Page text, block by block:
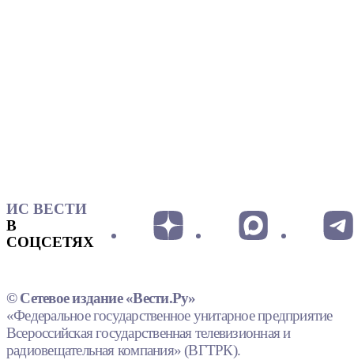
ИС ВЕСТИ
В
СОЦСЕТЯХ
© Сетевое издание «Вести.Ру»
«Федеральное государственное унитарное предприятие
Всероссийская государственная телевизионная и
радиовещательная компания» (ВГТРК).